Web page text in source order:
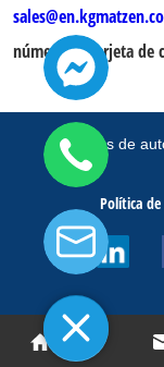
número de tarjeta
Casa
Derechos de
Política